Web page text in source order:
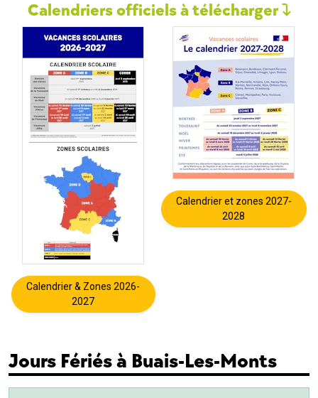
Calendriers officiels à télécharger
Calendrier & Zones 2026-
2027
Calendrier et zones 2027-
2028
Jours Fériés à Buais-Les-Monts